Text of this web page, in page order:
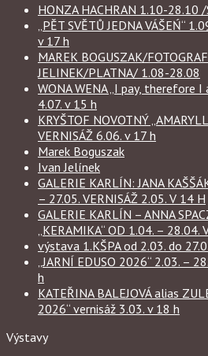
HONZA HACHRAN 1.10-28.10
„PĚT SVĚTŮ JEDNA VÁŠEŃ“
v 17 h
MAREK BOGUSZAK/
JELINEK/PLATNA/ 1.08-28.08
WONA WENA „I pay, therefore I
4.07. v 15 h
KRYŠTOF NOVOTNÝ
VERNISÁŽ 6.06. v 17 h
Marek Boguszak
Ivan Jelínek
GALERIE KARLÍN: JANA
– 27.05. VERNISÁŽ 2.05. V 14 H
GALERIE KARLÍN – ANNA
„KERAMIKA“ OD 1.04. –
výstava 1.KŠPA od 2.03. do
„JARNÍ EDUSO 2026“ 2.03. –
h
KATEŘINA BALEJOVÁ alias
2026“ vernisáž 3.03. v 18 h
Výstavy